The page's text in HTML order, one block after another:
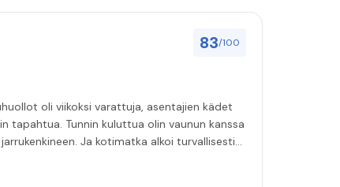
83/100
oli viikoksi varattuja, asentajien kädet
tapahtua. Tunnin kuluttua olin vaunun kanssa
Ja kotimatka alkoi turvallisesti